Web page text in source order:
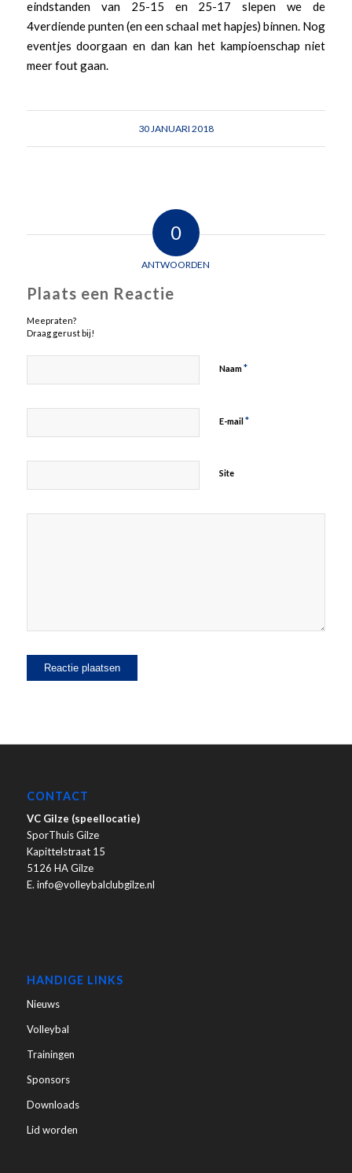
eindstanden van 25-15 en 25-17 slepen we de
4verdiende punten (en een schaal met hapjes) binnen. Nog
eventjes doorgaan en dan kan het kampioenschap niet
meer fout gaan.
30 JANUARI 2018
0
ANTWOORDEN
Plaats een Reactie
Meepraten?
Draag gerust bij!
Naam*
E-mail *
Site
CONTACT
VC Gilze (speellocatie)
SporThuis Gilze
Kapittelstraat 15
5126 HA Gilze
E. info@volleybalclubgilze.nl
HANDIGE LINKS
Nieuws
Volleybal
Trainingen
Sponsors
Downloads
Lid worden